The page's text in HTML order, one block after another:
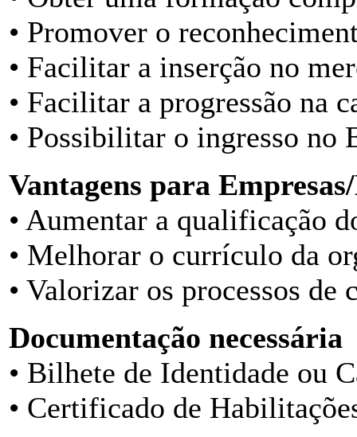
• Promover o
• Facilitar a inserção no
• Facilitar a progressão na
• Possibilitar o ingresso no
Vantagens para
• Aumentar a qualificação
• Melhorar o currículo da
• Valorizar os processos
Documentação necessária
• Bilhete de Identidade ou
• Certificado de